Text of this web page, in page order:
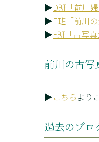
▶D班「前川
▶E班「前川
▶F班「古写
前川の古写
▶こちらより
過去のプロ